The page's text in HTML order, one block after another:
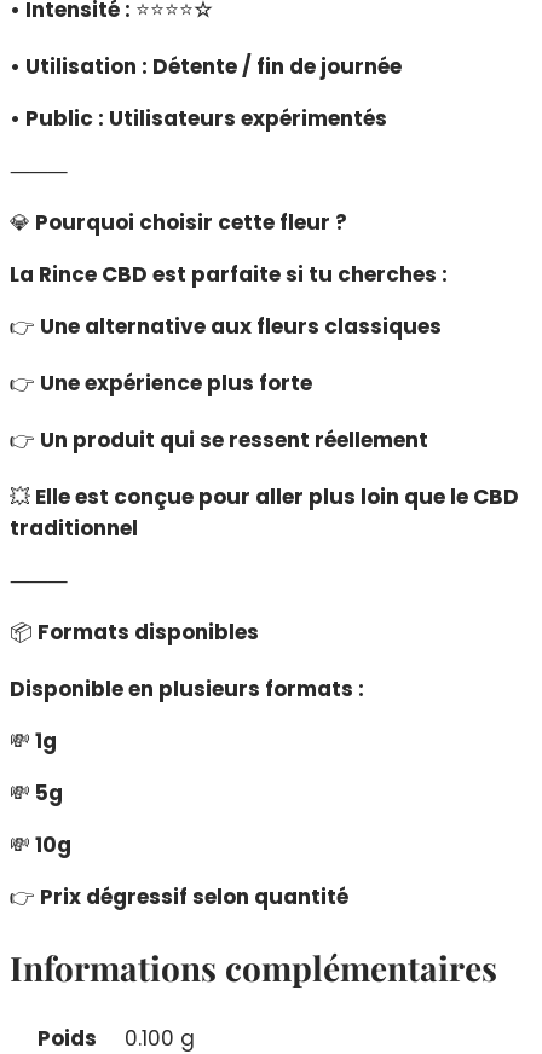
• Intensité : ⭐⭐⭐⭐☆
• Utilisation : Détente / fin de journée
• Public : Utilisateurs expérimentés
⸻
💎 Pourquoi choisir cette fleur ?
La Rince CBD est parfaite si tu cherches :
👉 Une alternative aux fleurs classiques
👉 Une expérience plus forte
👉 Un produit qui se ressent réellement
💥 Elle est conçue pour aller plus loin que le CBD
traditionnel
⸻
📦 Formats disponibles
Disponible en plusieurs formats :
💸 1g
💸 5g
💸 10g
👉 Prix dégressif selon quantité
Informations complémentaires
Poids
0.100 g